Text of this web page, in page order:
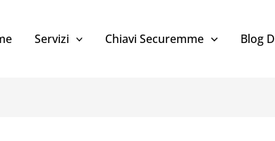
Servizi Chiavi Securemme Blog